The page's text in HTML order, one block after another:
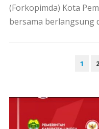
(Forkopimda) Kota
bersama berlangsung
1 2